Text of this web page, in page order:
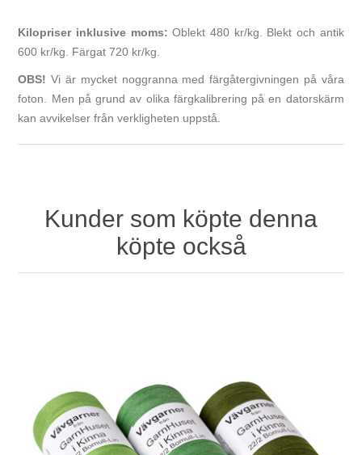
Kilopriser inklusive moms:Oblekt 480 kr/kg. Blekt och antik
600 kr/kg. Färgat 720 kr/kg.
OBS! Vi är mycket noggranna med färgåtergivningen på våra
foton. Men på grund av olika färgkalibrering på en datorskärm
kan avvikelser från verkligheten uppstå.
Kunder som köpte denna
köpte också